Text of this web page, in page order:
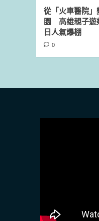
從「火車醫院」
園 高雄親子遊
日人氣爆棚
0